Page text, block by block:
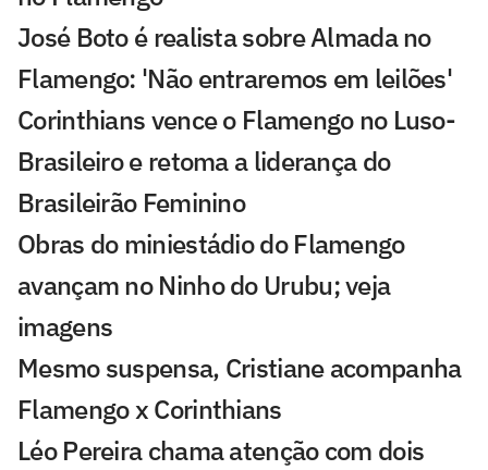
José Boto é realista sobre Almada no
Flamengo: 'Não entraremos em leilões'
Corinthians vence o Flamengo no Luso-
Brasileiro e retoma a liderança do
Brasileirão Feminino
Obras do miniestádio do Flamengo
avançam no Ninho do Urubu; veja
imagens
Mesmo suspensa, Cristiane acompanha
Flamengo x Corinthians
Léo Pereira chama atenção com dois